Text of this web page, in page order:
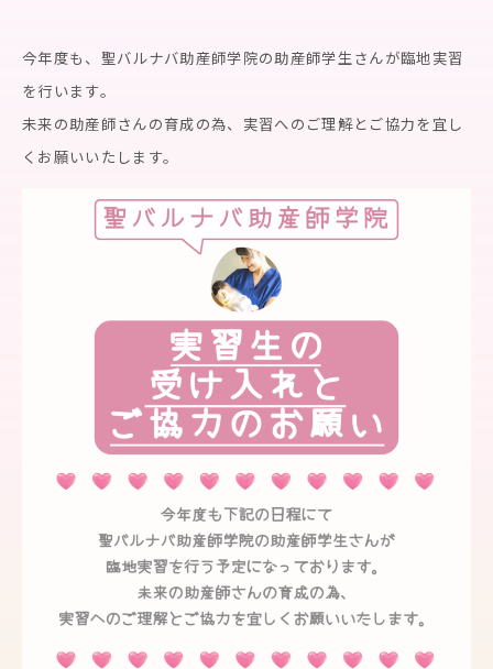
今年度も、 聖バルナバ助産師学院の助産師学生さんが臨地実習
を行います。
未来の助産師さんの育成の為、 実習へのご理解とご協力を宜し
くお願いいたします。